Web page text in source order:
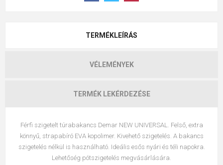
TERMÉKLEÍRÁS
VÉLEMÉNYEK
TERMÉK LEKÉRDEZÉSE
Férfi szigetelt túrabakancs Demar NEW UNIVERSAL. Felső, extra
könnyű, strapabíró EVA kopolimer. Kivehető szigetelés. A bakancs
szigetelés nélkül is használható. Ideális esős nyári és téli napokra.
Lehetőség pótszigetelés megvásárlására.